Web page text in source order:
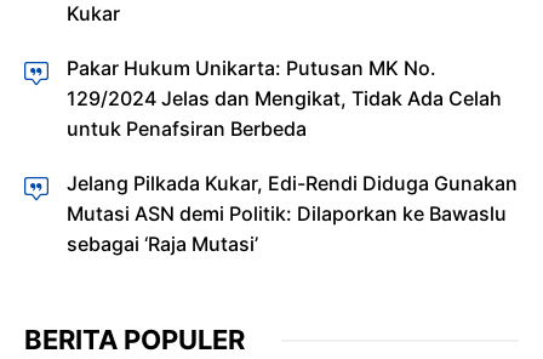
Kukar
Pakar Hukum Unikarta: Putusan MK No.
129/2024 Jelas dan Mengikat, Tidak Ada Celah
untuk Penafsiran Berbeda
Jelang Pilkada Kukar, Edi-Rendi Diduga Gunakan
Mutasi ASN demi Politik: Dilaporkan ke Bawaslu
sebagai ‘Raja Mutasi’
BERITA POPULER